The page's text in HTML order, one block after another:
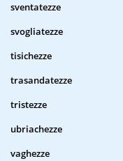
sventatezze
svogliatezze
tisichezze
trasandatezze
tristezze
ubriachezze
vaghezze